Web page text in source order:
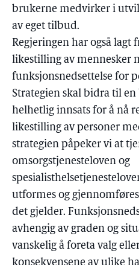
brukerne medvirker i
av eget tilbud.
Regjeringen har også lagt
likestilling av mennesker
funksjonsnedsettelse for
Strategien skal bidra til
helhetlig innsats for å nå
likestilling av personer
strategien påpeker vi at
omsorgstjenesteloven og
utformes og
det gjelder.
avhengig av graden og
vanskelig å foreta valg